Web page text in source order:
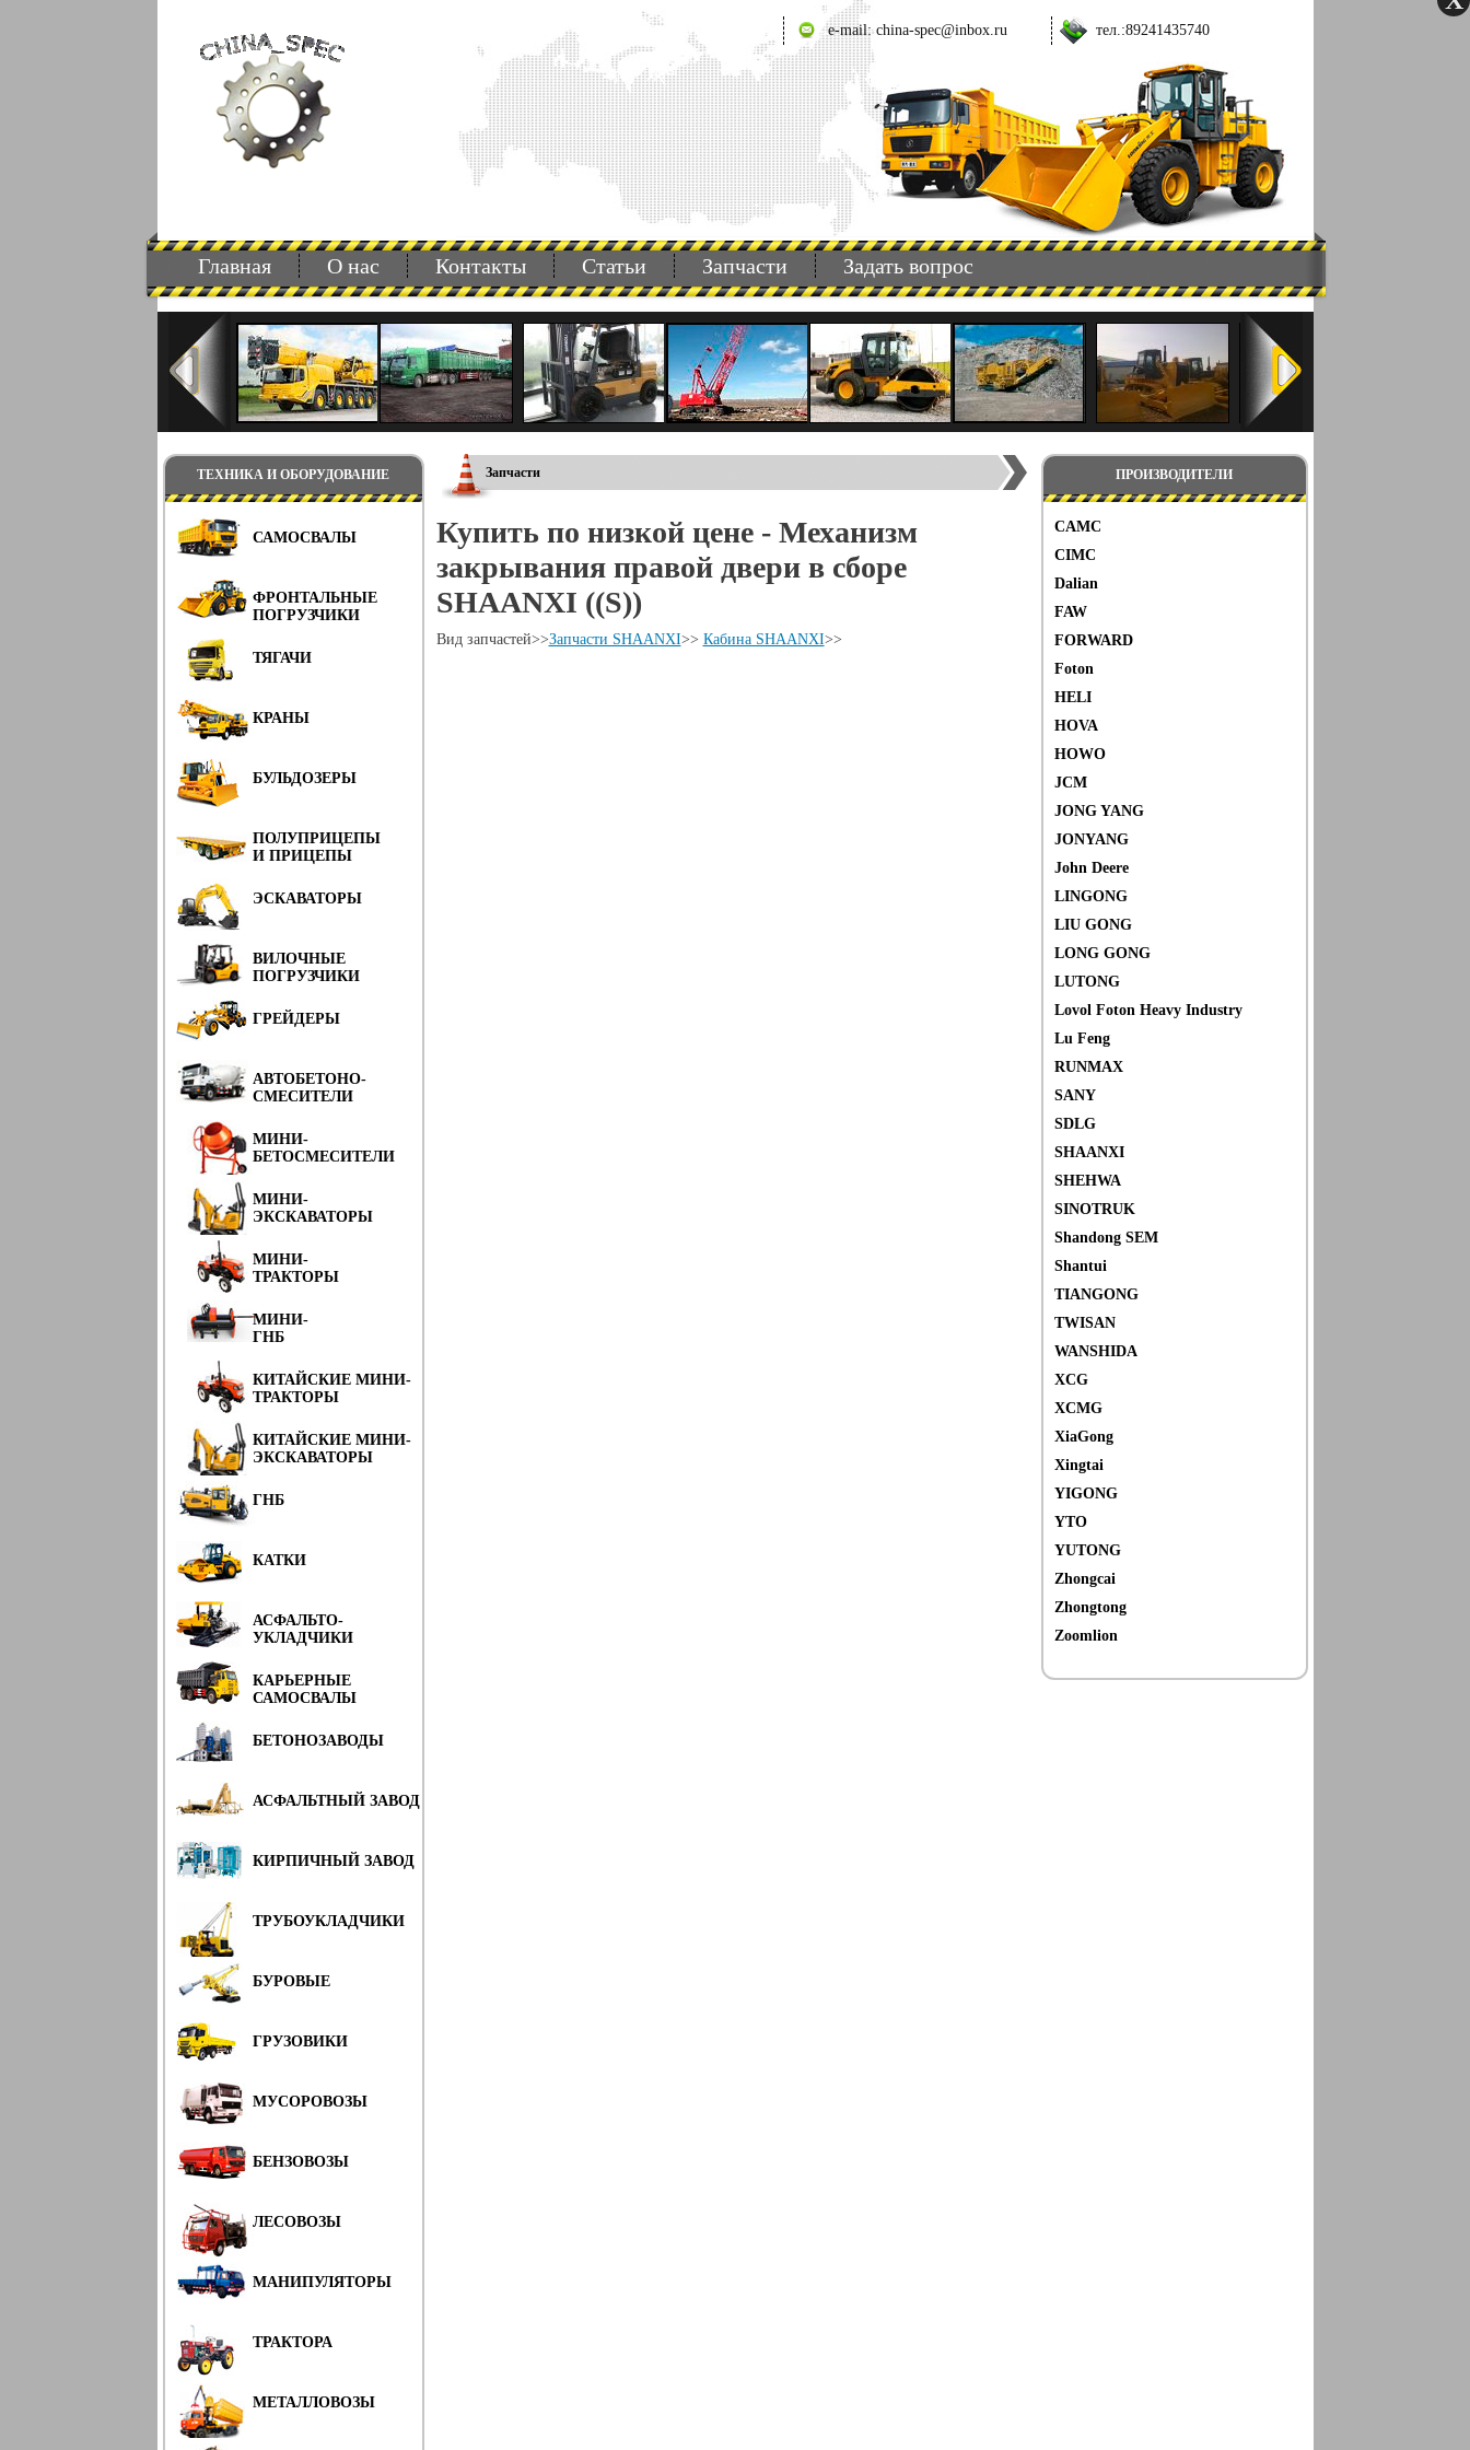
e-mail: china-spec@inbox.ru тел.:89241435740
Главная О нас Контакты Статьи Запчасти Задать вопрос
ТЕХНИКА И ОБОРУДОВАНИЕ
САМОСВАЛЫ
ФРОНТАЛЬНЫЕ
ПОГРУЗЧИКИ
ТЯГАЧИ
КРАНЫ
БУЛЬДОЗЕРЫ
ПОЛУПРИЦЕПЫ
И ПРИЦЕПЫ
ЭСКАВАТОРЫ
ВИЛОЧНЫЕ
ПОГРУЗЧИКИ
ГРЕЙДЕРЫ
АВТОБЕТОНО-
СМЕСИТЕЛИ
МИНИ-
БЕТОСМЕСИТЕЛИ
МИНИ-
ЭКСКАВАТОРЫ
МИНИ-
ТРАКТОРЫ
МИНИ-
ГНБ
КИТАЙСКИЕ МИНИ-
ТРАКТОРЫ
КИТАЙСКИЕ МИНИ-
ЭКСКАВАТОРЫ
ГНБ
КАТКИ
АСФАЛЬТО-
УКЛАДЧИКИ
КАРЬЕРНЫЕ
САМОСВАЛЫ
БЕТОНОЗАВОДЫ
АСФАЛЬТНЫЙ ЗАВОД
КИРПИЧНЫЙ ЗАВОД
ТРУБОУКЛАДЧИКИ
БУРОВЫЕ
ГРУЗОВИКИ
МУСОРОВОЗЫ
БЕНЗОВОЗЫ
ЛЕСОВОЗЫ
МАНИПУЛЯТОРЫ
ТРАКТОРА
МЕТАЛЛОВОЗЫ
ПРОИЗВОДИТЕЛИ
CAMC
CIMC
Dalian
FAW
FORWARD
Foton
HELI
HOVA
HOWO
JCM
JONG YANG
JONYANG
John Deere
LINGONG
LIU GONG
LONG GONG
LUTONG
Lovol Foton Heavy Industry
Lu Feng
RUNMAX
SANY
SDLG
SHAANXI
SHEHWA
SINOTRUK
Shandong SEM
Shantui
TIANGONG
TWISAN
WANSHIDA
XCG
XCMG
XiaGong
Xingtai
YIGONG
YTO
YUTONG
Zhongcai
Zhongtong
Zoomlion
Запчасти
Купить по низкой цене - Механизм
закрывания правой двери в сборе
SHAANXI ((S))
Вид запчастей>>Запчасти SHAANXI>> Кабина SHAANXI>>